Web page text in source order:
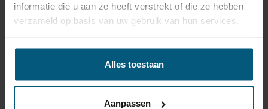
informatie die u aan ze heeft verstrekt of die ze hebben
verzameld op basis van uw gebruik van hun services.
Alles toestaan
Aanpassen
Parkeersensoren
uitschakeling
Ja
Ja
Laadleiding +15 aanwezig
Als extra
Bekijk